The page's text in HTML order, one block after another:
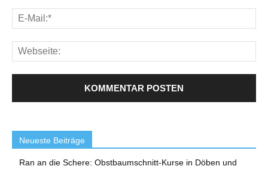
Neueste Beiträge
Ran an die Schere: Obstbaumschnitt-Kurse in Döben und